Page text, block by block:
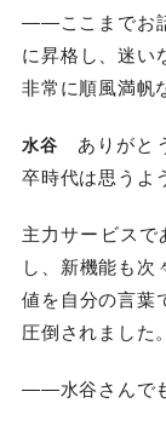
――ここまでお
に昇格し、迷い
非常に順風満帆
水谷 ありがと
卒時代は思うよ
主力サービスで
し、新機能も次
値を自分の言葉
圧倒されました。
――水谷さんでも